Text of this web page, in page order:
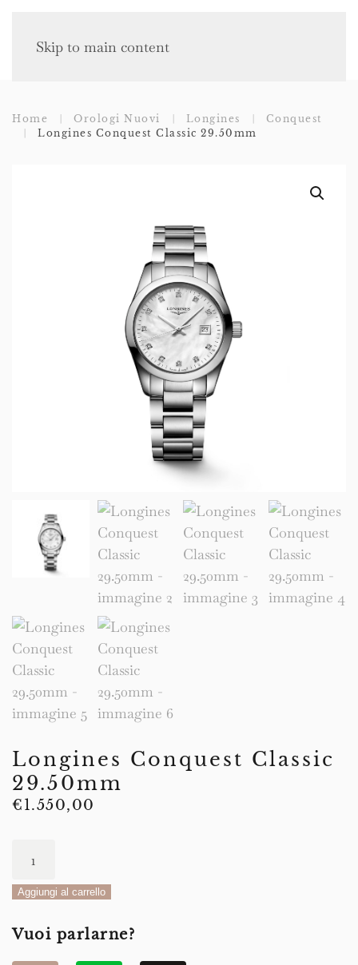
Skip to main content
Home Orologi Nuovi Longines
Conquest
Longines Conquest Classic 29.50mm
Longines Conquest Classic
29.50mm
€1.550,00
Conquest
Classic
quantità
Aggiungi al carrello
Vuoi parlarne?